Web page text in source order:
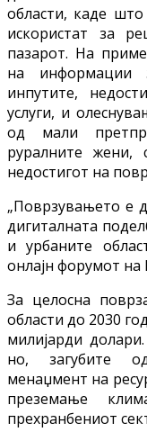
области, каде
искористат за
пазарот. На
на информации
инпутите,
услуги, и
од мали
руралните жени,
недостигот на
„Поврзувањето е
дигиталната
и урбаните
онлајн форумот на
За целосна
области до 2030
милијарди
но, загубите
менаџмент на
преземање
прехранбениот